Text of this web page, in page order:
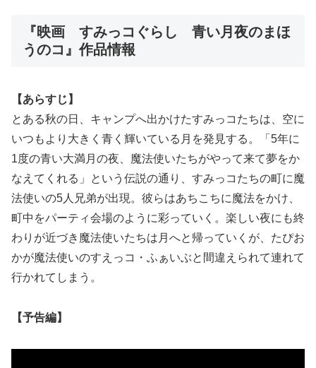
『映画 すみっコぐらし 青い月夜のまほ
うのコ』作品情報
【あらすじ】
とある秋の日、キャンプへ出かけたすみっコたちは、空に
いつもより大きく青く輝いている月を発見する。「5年に
1度の青い大満月の夜、魔法使いたちがやって来て夢をか
なえてくれる」という伝説の通り、すみっコたちの町に魔
法使いの5人兄弟が出現。彼らはあちこちに魔法をかけ、
町中をパーティ会場のように彩っていく。楽しい夜にも終
わりが近づき魔法使いたちは月へと帰っていくが、たぴお
かが魔法使いのすえっコ・ふぁいぶと間違えられて連れて
行かれてしまう。
【予告編】